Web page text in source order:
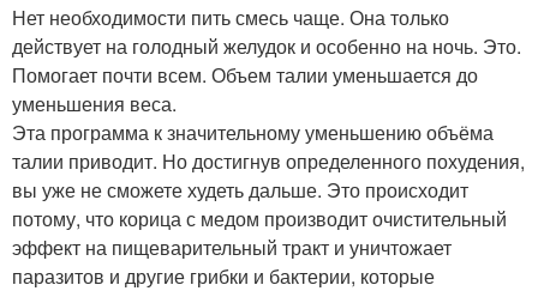
Нет необходимости пить смесь чаще. Она только
действует на голодный желудок и особенно на ночь. Это.
Помогает почти всем. Объем талии уменьшается до
уменьшения веса.
Эта программа к значительному уменьшению объёма
талии приводит. Но достигнув определенного похудения,
вы уже не сможете худеть дальше. Это происходит
потому, что корица с медом производит очистительный
эффект на пищеварительный тракт и уничтожает
паразитов и другие грибки и бактерии, которые